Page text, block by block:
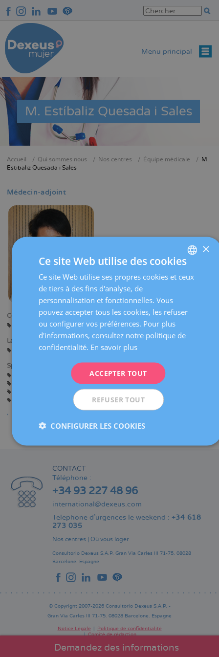
au
contenu
principal
Menu principal
M. Estíbaliz Quesada i Sales
Fil
Accueil Qui sommes nous Nos centres Équipe médicale
M.
Estíbaliz Quesada i Sales
Médecin-adjoint
Centres:
Langues:
Espagnol
Catalan
Anglais
Spécialités:
Assistance avant la Grossesse
Grossesse et Accouchement
Chirurgie Gynécologique
Gynécologie Générale
Échographie obstétricale et diagnostic prénatal
Demandez des informations
CONTACT
Téléphone :
+34 93 227 48 96
international@dexeus.com
Telephone d’urgences le weekend : +34 618
273 035
Nos centres | Où vous loger
Consultorio Dexeus S.A.P. Gran Via Carles III 71-75. 08028
Barcelone. Espagne
© Copyright 2007-2026 Consultorio Dexeus S.A.P. -
Gran Via Carles III 71-75. 08028 Barcelone. Espagne
Pie
Notice Légale
Politique de confidentialité
Comité de rédaction
SPANISH
×
Ce site Web utilise des cookies
Ce site Web utilise ses propres cookies et ceux
de tiers à des fins d'analyse, de
personnalisation et fonctionnelles. Vous
pouvez accepter tous les cookies, les refuser
ou configurer vos préférences. Pour plus
d'informations, consultez notre politique de
confidentialité. En savoir plus
ACCEPTER TOUT
REFUSER TOUT
CONFIGURER LES COOKIES